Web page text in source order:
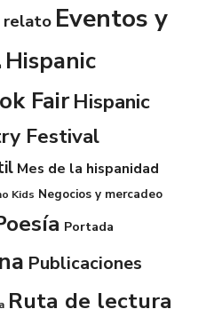
relato Eventos y
Hispanic
FairHispanic
Festival
Mes de la hispanidad
Kids Negocios y mercadeo
Portada
Publicaciones
Ruta de lectura